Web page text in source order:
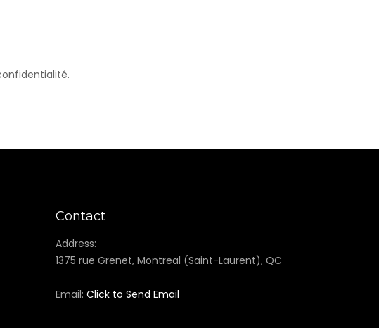
Contact
Address:
1375 rue Grenet, Montreal (Saint-Laurent), QC
Email: Click to Send Email